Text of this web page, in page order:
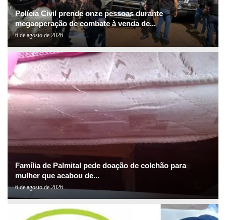
Polícia Civil prende onze pessoas durante
megaoperação de combate à venda de...
6 de agosto de 2026
Família de Palmital pede doação de colchão para
mulher que acabou de...
6 de agosto de 2026